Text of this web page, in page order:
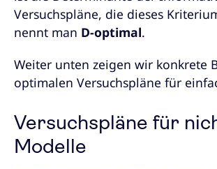
Versuchspläne, die dieses
nennt man D-optimal.
Weiter unten zeigen wir konkrete
optimalen Versuchspläne für
Versuchspläne für
Modelle